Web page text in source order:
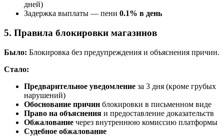
дней)
Задержка выплаты — пени 0.1% в день
5. Правила блокировки магазинов
Было: Блокировка без предупреждения и объяснения причин.
Стало:
Предварительное уведомление за 3 дня (кроме грубых
нарушений)
Обоснование причин блокировки в письменном виде
Право на объяснения и предоставление доказательств
Обжалование через внутреннюю комиссию платформы
Судебное обжалование